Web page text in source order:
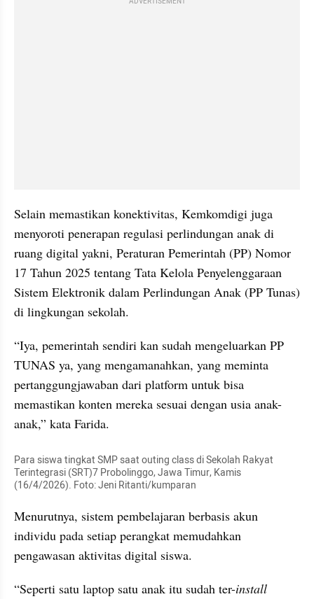
Selain memastikan konektivitas, Kemkomdigi juga
menyoroti penerapan regulasi perlindungan anak di
ruang digital yakni, Peraturan Pemerintah (PP) Nomor
17 Tahun 2025 tentang Tata Kelola Penyelenggaraan
Sistem Elektronik dalam Perlindungan Anak (PP Tunas)
di lingkungan sekolah.
“Iya, pemerintah sendiri kan sudah mengeluarkan PP
TUNAS ya, yang mengamanahkan, yang meminta
pertanggungjawaban dari platform untuk bisa
memastikan konten mereka sesuai dengan usia anak-
anak,” kata Farida.
Para siswa tingkat SMP saat outing class di Sekolah Rakyat
Terintegrasi (SRT)7 Probolinggo, Jawa Timur, Kamis
(16/4/2026). Foto: Jeni Ritanti/kumparan
Menurutnya, sistem pembelajaran berbasis akun
individu pada setiap perangkat memudahkan
pengawasan aktivitas digital siswa.
“Seperti satu laptop satu anak itu sudah ter-install